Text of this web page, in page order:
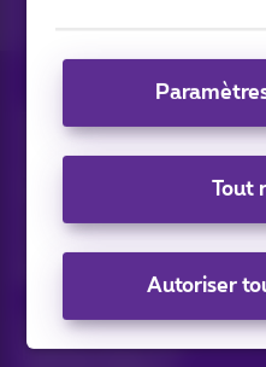
Tout
Autoriser
Tous droits réservés. ©
Politique de gestion des
Coordonnées de l’entreprise
Ce site a été créé et est géré
Boulevard du Roi Albert II 27
Carrier & Wholesale Solutions
Proximus Group